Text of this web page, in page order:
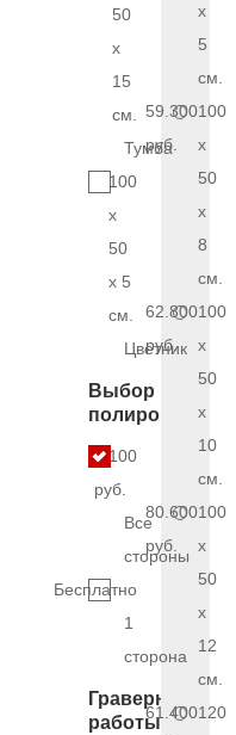
50
x
15
см.
Тумба
100
x
50
x 5
см.
Цветник
Выбор
полировки
5.100
руб.
Все
стороны
Бесплатно
1
сторона
Граверные
работы
x
5
см.
59.300
руб.
100
x
50
x
8
см.
62.800
руб.
100
x
50
x
10
см.
80.600
руб.
100
x
50
x
12
см.
61.400120